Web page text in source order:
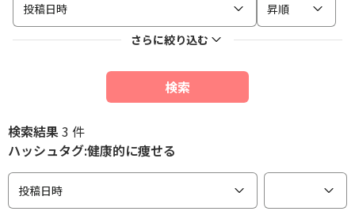
投稿日時
昇順
さらに絞り込む
検索
検索結果3 件
ハッシュタグ:健康的に痩せる
投稿日時